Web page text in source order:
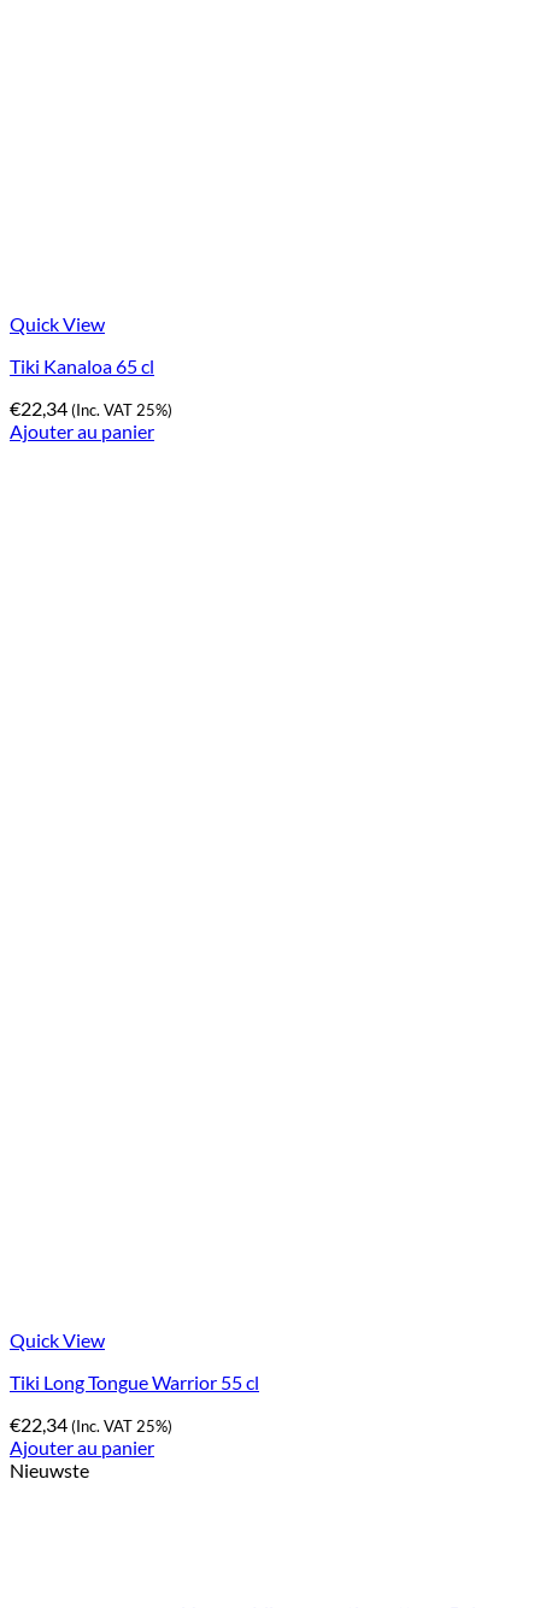
Quick View
Tiki Kanaloa 65 cl
€22,34(Inc. VAT 25%)
Ajouter au panier
Quick View
Tiki Long Tongue Warrior 55 cl
€22,34(Inc. VAT 25%)
Ajouter au panier
Nieuwste